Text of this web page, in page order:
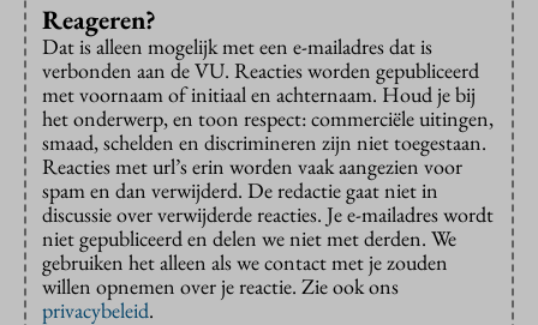
Reageren?
Dat is alleen mogelijk met een e-mailadres dat is
verbonden aan de VU. Reacties worden gepubliceerd
met voornaam of initiaal en achternaam. Houd je bij
het onderwerp, en toon respect: commerciële uitingen,
smaad, schelden en discrimineren zijn niet toegestaan.
Reacties met url’s erin worden vaak aangezien voor
spam en dan verwijderd. De redactie gaat niet in
discussie over verwijderde reacties. Je e-mailadres wordt
niet gepubliceerd en delen we niet met derden. We
gebruiken het alleen als we contact met je zouden
willen opnemen over je reactie. Zie ook ons
privacybeleid.